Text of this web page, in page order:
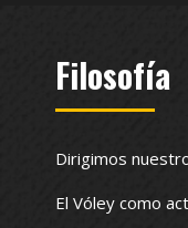
Filosofía
Dirigimos
El Vóley como